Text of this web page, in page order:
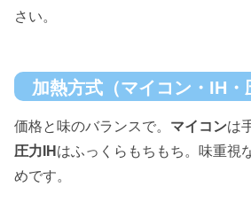
さい。
加熱方式（マイコン・IH・
価格と味のバランスで。 マイコンは
圧力IH はふっくらもちもち。味重視
めです。